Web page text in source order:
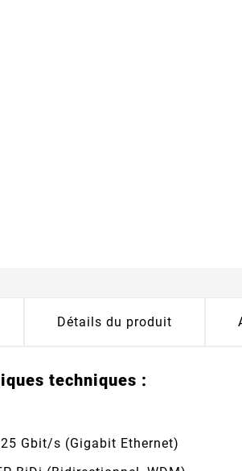
Détails du produit
techniques :
Gbit/s (Gigabit Ethernet)